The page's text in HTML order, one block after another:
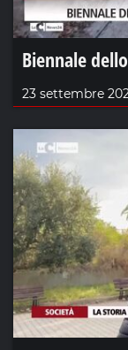
Biennale
23 settembre